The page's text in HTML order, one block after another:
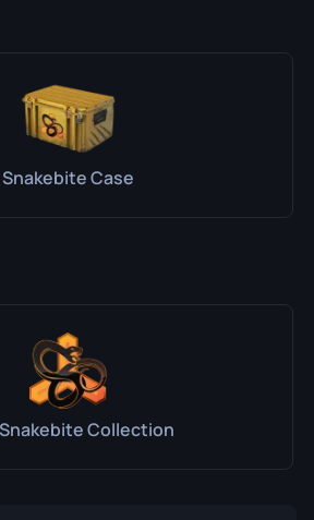
Snakebite Case
Collection